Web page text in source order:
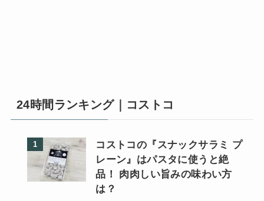
24時間ランキング｜コストコ
コストコの『スナックサラミ プ
レーン』はパスタに使うと絶
品！ 肉肉しい旨みの味わい方
は？